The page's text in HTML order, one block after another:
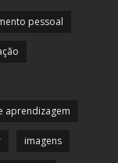
pessoal
aprendizagem
imagens